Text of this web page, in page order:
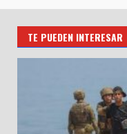
de
TE PUEDEN INTERESAR